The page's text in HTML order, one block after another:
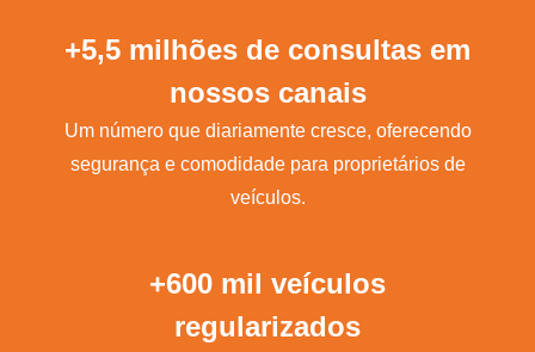
+5,5 milhões de consultas em
nossos canais
Um número que diariamente cresce, oferecendo
segurança e comodidade para proprietários de
veículos.
+600 mil veículos
regularizados